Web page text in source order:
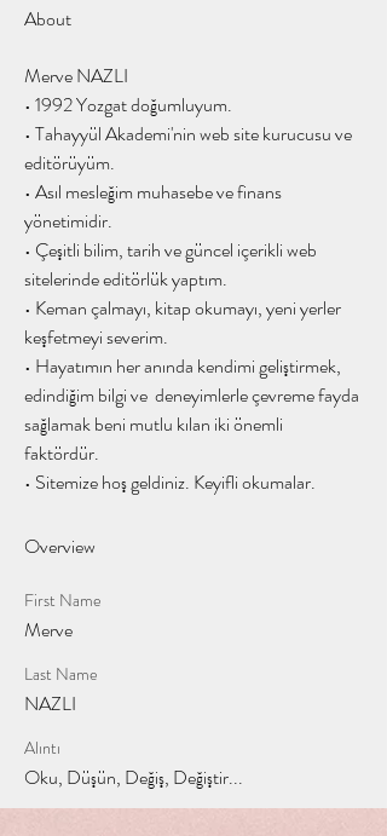
About
Merve NAZLI
• 1992 Yozgat doğumluyum.
• Tahayyül Akademi'nin web site kurucusu ve
editörüyüm.
• Asıl mesleğim muhasebe ve finans
yönetimidir.
• Çeşitli bilim, tarih ve güncel içerikli web
sitelerinde editörlük yaptım.
• Keman çalmayı, kitap okumayı, yeni yerler
keşfetmeyi severim.
• Hayatımın her anında kendimi geliştirmek,
edindiğim bilgi ve  deneyimlerle çevreme fayda
sağlamak beni mutlu kılan iki önemli
faktördür.
• Sitemize hoş geldiniz. Keyifli okumalar.
Overview
First Name
Merve
Last Name
NAZLI
Alıntı
Oku, Düşün, Değiş, Değiştir...